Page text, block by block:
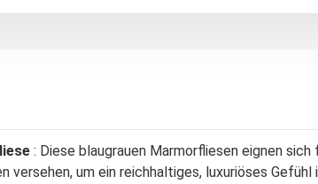
: Diese blaugrauen Marmorfliesen eignen sich
versehen, um ein reichhaltiges, luxuriöses Gefühl